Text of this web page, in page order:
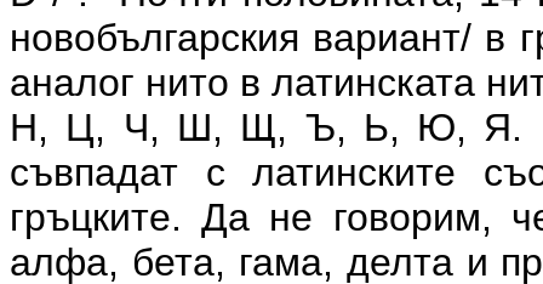
новобългарския вариант/
аналог нито в латинската
Н, Ц, Ч, Ш, Щ, Ъ, Ь, Ю, Я.
съвпадат с латинските
гръцките. Да не говорим,
алфа, бета, гама, делта и